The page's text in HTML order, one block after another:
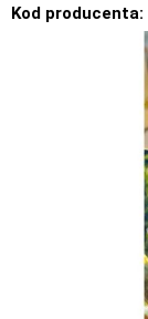
Kod producenta: